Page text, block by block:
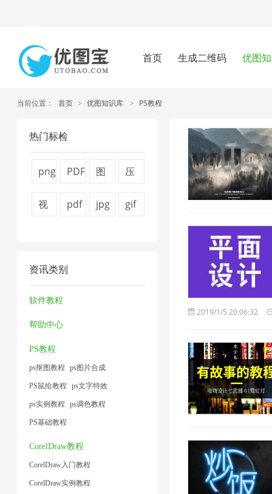
首页 生成二维码 优图
当前位置： 首页 > 优图知识库 > PS教程
热门标检
png
缩
1
PDF
1
图
2
压
视
缩
1
pdf
压
jpg
gif
资讯类别
软件教程
帮助中心
PS教程
ps抠图教程 ps图片合成
PS鼠绘教程 ps文字特效
ps实例教程 ps调色教程
PS基础教程
CorelDraw教程
CorelDraw入门教程
CorelDraw实例教程
2019/1/5 20:06:32